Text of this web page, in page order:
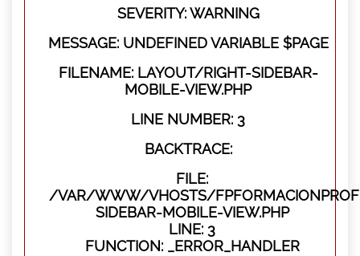
SEVERITY: WARNING
MESSAGE: UNDEFINED VARIABLE $PAGE
FILENAME: LAYOUT/RIGHT-SIDEBAR-
MOBILE-VIEW.PHP
LINE NUMBER: 3
BACKTRACE:
FILE:
/VAR/WWW/VHOSTS/
SIDEBAR-MOBILE-VIEW.PHP
LINE: 3
FUNCTION: _ERROR_HANDLER